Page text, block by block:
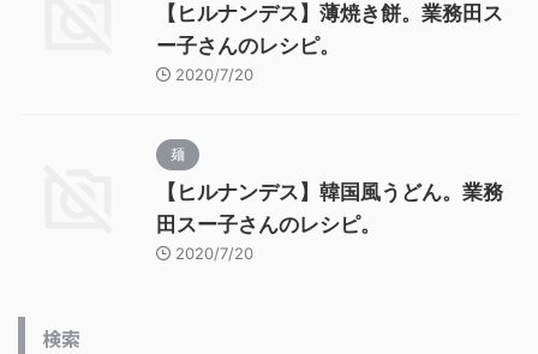
【ヒルナンデス】薄焼き餅。業務田ス
ー子さんのレシピ。
2020/7/20
麺
【ヒルナンデス】韓国風うどん。業務
田スー子さんのレシピ。
2020/7/20
検索